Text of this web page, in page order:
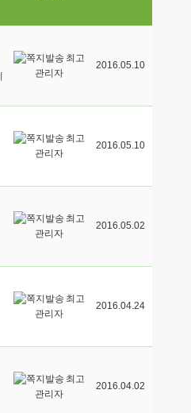
최고
관리자
2016.05.10
최고
관리자
2016.05.10
최고
관리자
2016.05.02
최고
관리자
2016.04.24
최고
관리자
2016.04.02